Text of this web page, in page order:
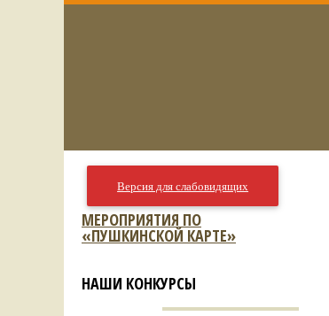
Версия для слабовидящих
МЕРОПРИЯТИЯ ПО
«ПУШКИНСКОЙ КАРТЕ»
НАШИ КОНКУРСЫ